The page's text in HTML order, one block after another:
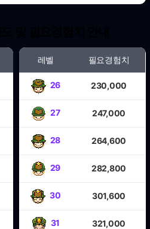
레벨 필요경험치
26 230,000
27 247,000
28 264,600
29 282,800
30 301,600
31 321,000